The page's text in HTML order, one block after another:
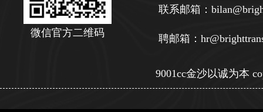
微信官方二维码
联系邮箱：
聘邮箱：
9001cc金沙以诚为本